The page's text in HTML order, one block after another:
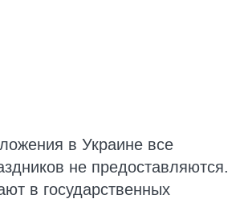
в Украине все
не предоставляются.
в государственных